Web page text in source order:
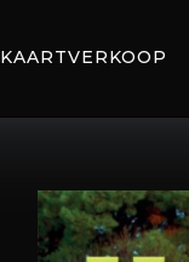
KAARTVERKOOP